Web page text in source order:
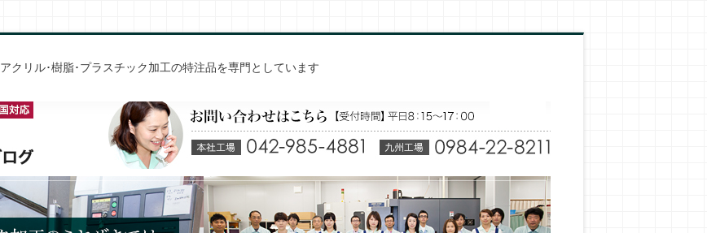
アクリル･樹脂･プラスチック加工の特注品を専門としています